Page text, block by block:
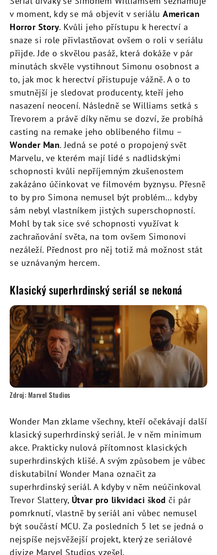
v moment, kdy se má objevit v seriálu American
Horror Story. Kvůli jeho přístupu k herectví a
snaze si role přivlastňovat ovšem o roli v seriálu
přijde. Jde o skvělou pasáž, která dokáže v pár
minutách skvěle vystihnout Simonu osobnost a
to, jak moc k herectví přistupuje vážně. A o to
smutnější je sledovat producenty, kteří jeho
nasazení neocení. Následně se Williams setká s
Trevorem a právě díky němu se dozví, že probíhá
casting na remake jeho oblíbeného filmu –
Wonder Man. Jedná se poté o propojený svět
Marvelu, ve kterém mají lidé s nadlidskými
schopnosti kvůli nepříjemným zkušenostem
zakázáno účinkovat ve filmovém byznysu. Přesně
to by pro Simona nemusel být problém… kdyby
sám nebyl vlastníkem jistých superschopností.
Mohl by tak sice své schopnosti využívat k
zachraňování světa, na tom ovšem Simonovi
nezáleží. Přednost pro něj totiž má možnost stát
se uznávaným hercem.
Klasický superhrdinský seriál se nekoná
Zdroj: Marvel Studios
Wonder Man zklame všechny, kteří očekávají další
klasický superhrdinský seriál. Je v něm minimum
akce. Prakticky nulová přítomnost klasických
superhrdinských klišé. A svým způsobem je vůbec
diskutabilní Wonder Mana označit za
superhrdinský seriál. A kdyby v něm neúčinkoval
Trevor Slattery, Útvar pro likvidaci škod či pár
pomrknutí, vlastně by seriál ani vůbec nemusel
být součástí MCU. Za posledních 5 let se jedná o
nejspíše nejsvěžejší projekt, který ze seriálové
divize Marvel Studios vzešel.